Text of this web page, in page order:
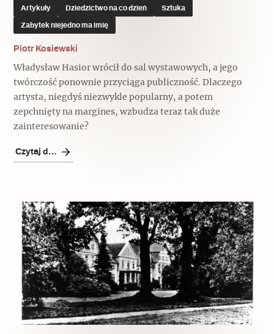
Zabytek niejedno ma imię
Popularne
Niewykonalne? Nie dla Wawelu
Archeologia
Świat
Popularne
Zabierz mapę na wakacje!
Artykuły Dziedzictwo na co dzień Sztuka
Zabytek niejedno ma imię
Piotr Kosiewski
Władysław Hasior wrócił do sal wystawowych, a jego
twórczość ponownie przyciąga publiczność. Dlaczego
artysta, niegdyś niezwykle popularny, a potem
zepchnięty na margines, wzbudza teraz tak duże
zainteresowanie?
Czytaj dalej